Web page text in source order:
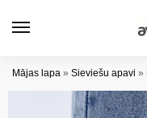
Mājas lapa » Sieviešu apavi »